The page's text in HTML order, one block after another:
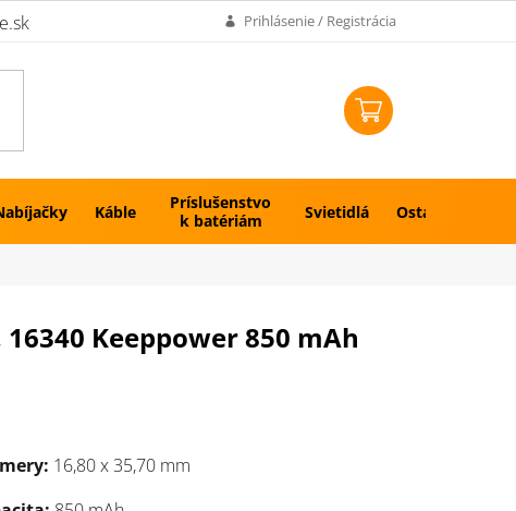
Prihlásenie / Registrácia
Káble
Príslušenstvo
k batériám
Svietidlá Ostatné
Keeppower 850 mAh
16,80 x 35,70 mm